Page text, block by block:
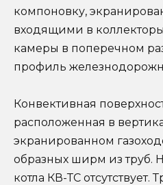
компоновку,
входящими в
камеры в поперечном
профиль
Конвективная
расположенная в
экранированном
образных ширм из труб.
котла КВ-ТС отсутствует.